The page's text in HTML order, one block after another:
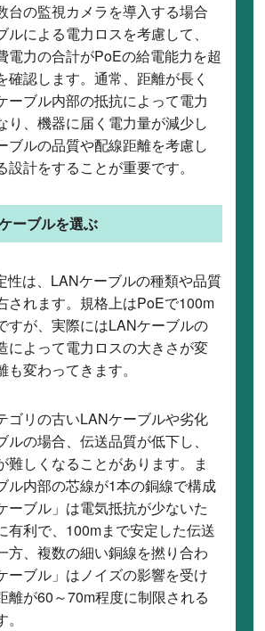
台の監視カメラを導入する場合
ルによる電力ロスを考慮して、
電力の合計がPoEの給電能力を超
確認します。通常、距離が長く
ーブル内部の抵抗によって電力
り、機器に届く電力量が減少し
ブルの品質や配線距離を考慮し
設計をすることが重要です。
ーブルを選ぶ
性は、LANケーブルの種類や品質
されます。規格上はPoEで100m
すが、実際にはLANケーブルの
によって電力ロスの大きさが変
変わってきます。
ゴリの古いLANケーブルや劣化
ルの場合、伝送品質が低下し、
難しくなることがあります。ま
ル内部の芯線が1本の銅線で構成
ーブル」は電気抵抗が少ないた
有利で、100mまで安定した伝送
方、複数の細い銅線を撚り合わ
ーブル」はノイズの影響を受け
離が60～70m程度に制限される